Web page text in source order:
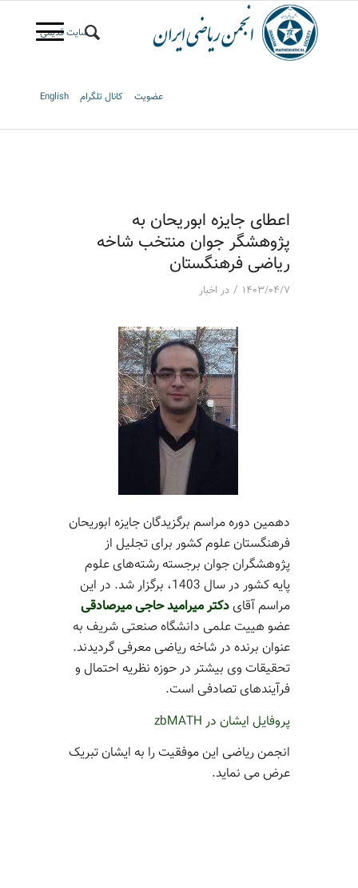
سایت قدیمی
عضویت کانال تلگرام English
اعطای جایزه ابوریحان به
پژوهشگر جوان منتخب شاخه
ریاضی فرهنگستان
۱۴۰۳/۰۴/۷ / در اخبار
دهمین دوره مراسم برگزیدگان جایزه ابوریحان
فرهنگستان علوم کشور برای تجلیل از
پژوهشگران جوان برجسته رشته‌های علوم
پایه کشور در سال 1403، برگزار شد. در این
مراسم آقای دکتر میرامید حاجی میرصادقی
عضو هییت علمی دانشگاه صنعتی شریف به
عنوان برنده در شاخه ریاضی معرفی گردیدند.
تحقیقات وی بیشتر در حوزه نظریه احتمال و
فرآیندهای تصادفی است.
پروفایل ایشان در zbMATH
انجمن ریاضی این موفقیت را به ایشان تبریک
عرض می نماید.